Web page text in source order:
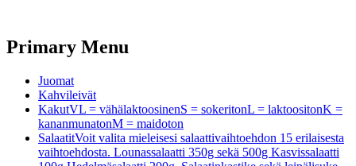
Primary Menu
Juomat
Kahvileivät
KakutVL = vähälaktoosinenS = sokeritonL = laktoositonK =
kananmunatonM = maidoton
SalaatitVoit valita mieleisesi salaattivaihtoehdon 15 erilaisesta
vaihtoehdosta. Lounassalaatti 350g sekä 500g Kasvissalaatti